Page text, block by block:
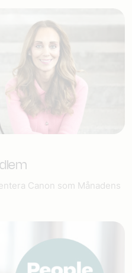
Canon som Månadens